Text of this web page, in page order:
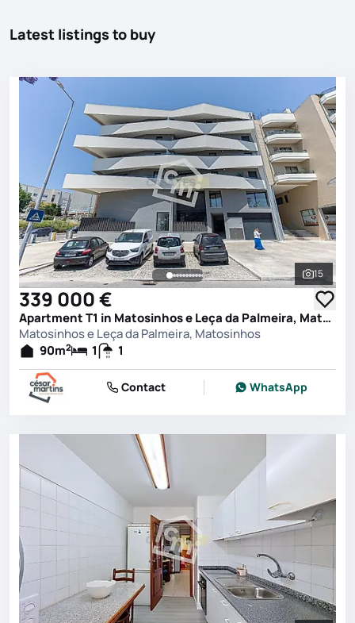
Latest listings to buy
See all
15
339 000 €
Apartment T1 in Matosinhos e Leça da Palmeira, Matosinhos
Matosinhos e Leça da Palmeira, Matosinhos
90m2 1 1
Contact WhatsApp